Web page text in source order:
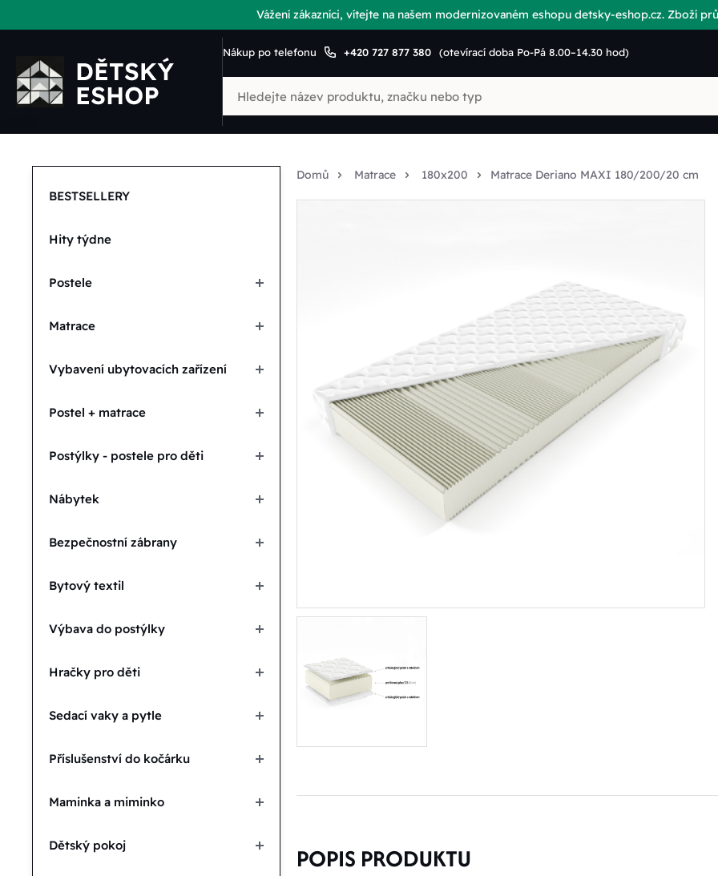
Vážení zákazníci, vítejte na našem modernizovaném eshopu detsky-eshop.cz. Zboží
Nákup po telefonu +420 727 877 380 (otevírací doba Po-Pá 8.00–14.30 hod)
BESTSELLERY
Hity týdne
Postele
Matrace
Vybavení ubytovacích zařízení
Postel + matrace
Postýlky - postele pro děti
Nábytek
Bezpečnostní zábrany
Bytový textil
Výbava do postýlky
Hračky pro děti
Sedací vaky a pytle
Příslušenství do kočárku
Maminka a miminko
Dětský pokoj
Domů Matrace 180x200 Matrace Deriano MAXI 180/200/20 cm
POPIS PRODUKTU